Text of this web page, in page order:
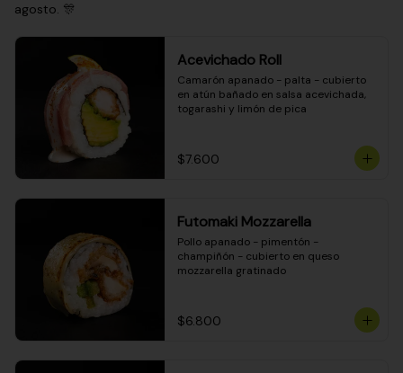
agosto. 🎊
Acevichado Roll
Camarón apanado - palta - cubierto
en atún bañado en salsa acevichada,
togarashi y limón de pica
$7.600
Futomaki Mozzarella
Pollo apanado - pimentón -
champiñón - cubierto en queso
mozzarella gratinado
$6.800